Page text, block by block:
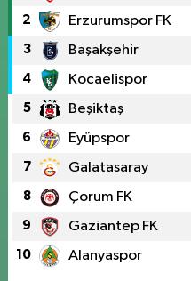
2 Erzurumspor FK
3 Başakşehir
4 Kocaelispor
5 Beşiktaş
6 Eyüpspor
7 Galatasaray
8 Çorum FK
9 Gaziantep FK
10 Alanyaspor